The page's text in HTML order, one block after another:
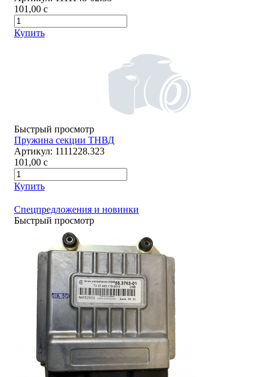
101,00 c
Купить
Быстрый просмотр
Пружина секции ТНВД
Артикул: 1111228.323
101,00 c
Купить
Спецпредложения и новинки
Быстрый просмотр